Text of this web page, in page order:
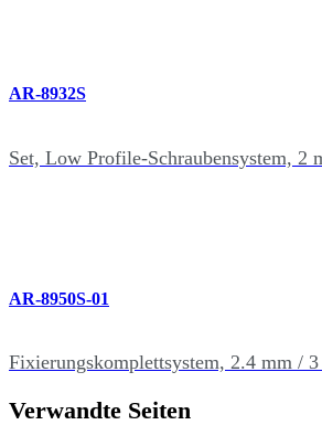
AR-8932S
Set, Low Profile-Schraubensystem, 2
AR-8950S-01
Fixierungskomplettsystem, 2.4 mm /
Verwandte Seiten